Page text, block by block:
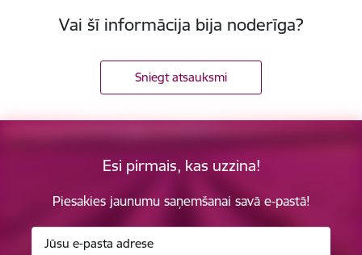
Vai šī informācija bija noderīga?
Sniegt atsauksmi
Esi pirmais, kas uzzina!
Piesakies jaunumu saņemšanai savā e-pastā!